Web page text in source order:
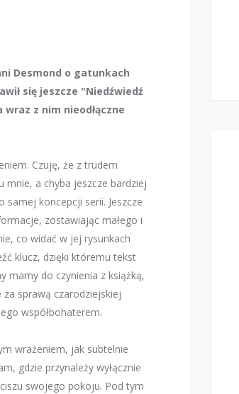
Desmond o gatunkach
się jeszcze "Niedźwiedź
z nim nieodłączne
Czuję, że z trudem
a chyba jeszcze bardziej
koncepcji serii. Jeszcze
zostawiając małego i
co widać w jej rysunkach
klucz, dzięki któremu tekst
mamy do czynienia z książką,
za sprawą czarodziejskiej
współbohaterem.
wrażeniem, jak subtelnie
gdzie przynależy wyłącznie
swojego pokoju. Pod tym